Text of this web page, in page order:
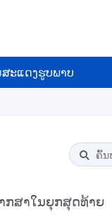
ະແດງຮູບພາບ
ກສາໃນຍຸກສຸດທ້າຍ